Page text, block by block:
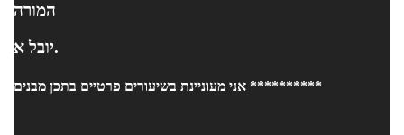
המורה
יובל א.
אני מעוניינת בשיעורים פרטיים בתכן מבנים **********